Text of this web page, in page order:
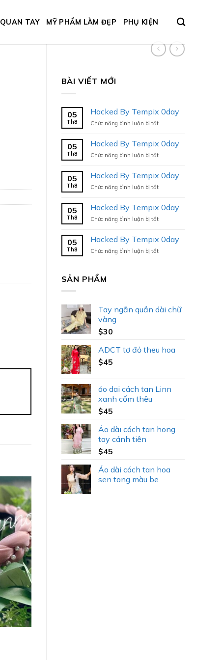
QUAN TAY MỸ PHẨM LÀM ĐẸP PHỤ KIỆN
BÀI VIẾT MỚI
05
Th8
Hacked By Tempix 0day
Chức năng bình luận bị tắtở
Tempix
0day
05
Th8
Hacked By Tempix 0day
Chức năng bình luận bị tắtở
Tempix
0day
05
Th8
Hacked By Tempix 0day
Chức năng bình luận bị tắtở
Tempix
0day
05
Th8
Hacked By Tempix 0day
Chức năng bình luận bị tắtở
Tempix
0day
05
Th8
Hacked By Tempix 0day
Chức năng bình luận bị tắtở
SẢN PHẨM
Tay ngắn quần dài chữ
vàng
$30
ADCT tơ đỏ theu hoa
$45
áo dai cách tan Linn
xanh cốm thêu
$45
Áo dài cách tan hong
tay cánh tiên
$45
Áo dài cách tan hoa
sen tong màu be